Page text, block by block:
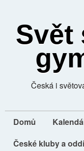
Svět
Česká i
Domů
České kluby a